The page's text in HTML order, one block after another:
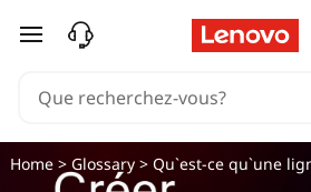
Q
e
passer au contenu principal
Home> Glossary> Qu`est-ce qu`une